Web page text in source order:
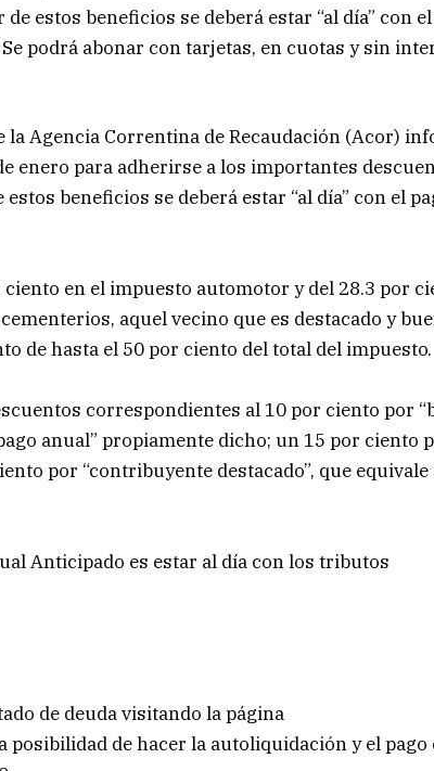
estos beneficios se deberá estar “al día” con
podrá abonar con tarjetas, en cuotas y sin
la Agencia Correntina de Recaudación (Acor)
enero para adherirse a los importantes
beneficios se deberá estar “al día” con el
ciento en el impuesto automotor y del 28.3 por
aquel vecino que es destacado y
de hasta el 50 por ciento del total del impuesto.
correspondientes al 10 por ciento por
anual” propiamente dicho; un 15 por ciento
por “contribuyente destacado”, que equivale
Anticipado es estar al día con los tributos
de deuda visitando la página
posibilidad de hacer la autoliquidación y el pago